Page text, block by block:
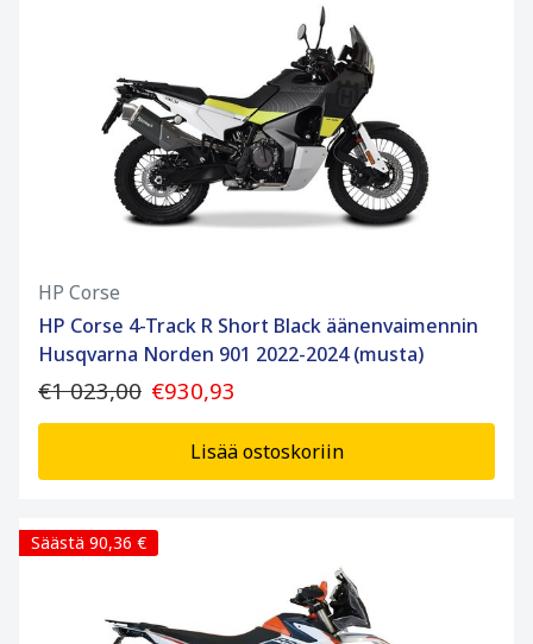
HP Corse
HP Corse 4-Track R Short Black äänenvaimennin
Husqvarna Norden 901 2022-2024 (musta)
€1 023,00 €930,93
Lisää ostoskoriin
Säästä 90,36 €